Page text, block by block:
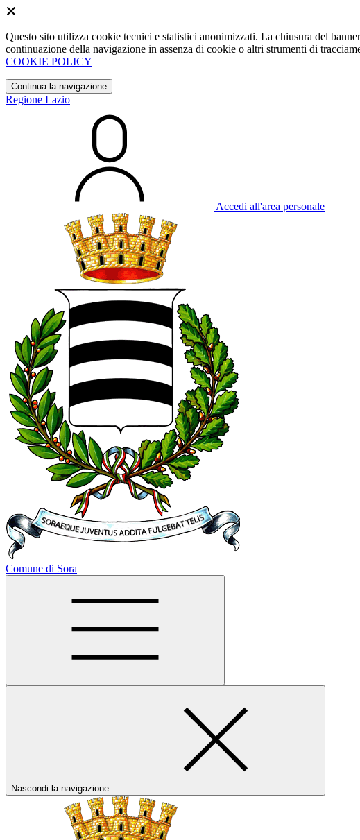
Questo sito utilizza cookie tecnici e statistici anonimizzati. La chiusura del
continuazione della navigazione in assenza di cookie o altri strumenti di
COOKIE POLICY
Continua la navigazione
Regione Lazio
Accedi all'area personale
Comune di Sora
Nascondi la navigazione